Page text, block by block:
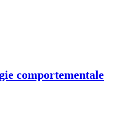
comportementale